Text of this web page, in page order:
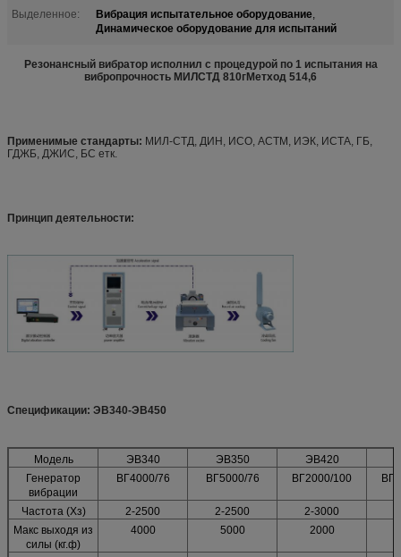
Выделенное: Вибрация испытательное оборудование,
Динамическое оборудование для испытаний
Резонансный вибратор исполнил с процедурой по 1 испытания на
вибропрочность МИЛСТД 810гМетход 514,6
Применимые стандарты: МИЛ-СТД, ДИН, ИСО, АСТМ, ИЭК, ИСТА, ГБ,
ГДЖБ, ДЖИС, БС етк.
Принцип деятельности:
Спецификации: ЭВ340-ЭВ450
Модель ЭВ340 ЭВ350 ЭВ420
Генератор
вибрации
ВГ4000/76 ВГ5000/76 ВГ2000/100
Частота (Хз) 2-2500 2-2500 2-3000
Макс выходя из
силы (кг.ф)
4000 5000 2000